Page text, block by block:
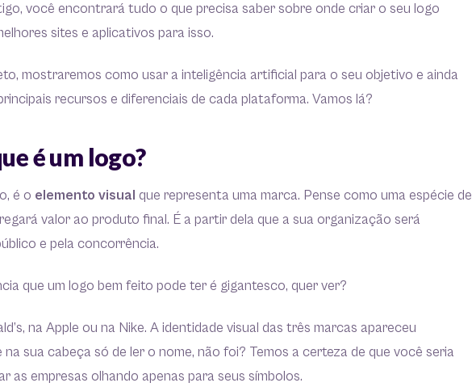
você encontrará tudo o que precisa saber sobre onde criar o seu logo
sites e aplicativos para isso.
mostraremos como usar a inteligência artificial para o seu objetivo e ainda
recursos e diferenciais de cada plataforma. Vamos lá?
é um logo?
é o elemento visual que representa uma marca. Pense como uma espécie de
valor ao produto final. É a partir dela que a sua organização será
e pela concorrência.
que um logo bem feito pode ter é gigantesco, quer ver?
na Apple ou na Nike. A identidade visual das três marcas apareceu
sua cabeça só de ler o nome, não foi? Temos a certeza de que você seria
as empresas olhando apenas para seus símbolos.